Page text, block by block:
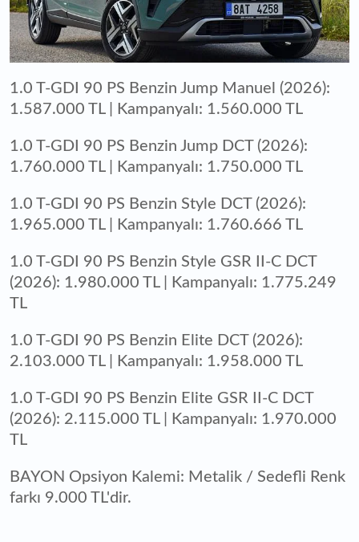
1.0 T-GDI 90 PS Benzin Jump Manuel (2026):
1.587.000 TL | Kampanyalı: 1.560.000 TL
1.0 T-GDI 90 PS Benzin Jump DCT (2026):
1.760.000 TL | Kampanyalı: 1.750.000 TL
1.0 T-GDI 90 PS Benzin Style DCT (2026):
1.965.000 TL | Kampanyalı: 1.760.666 TL
1.0 T-GDI 90 PS Benzin Style GSR II-C DCT
(2026): 1.980.000 TL | Kampanyalı: 1.775.249
TL
1.0 T-GDI 90 PS Benzin Elite DCT (2026):
2.103.000 TL | Kampanyalı: 1.958.000 TL
1.0 T-GDI 90 PS Benzin Elite GSR II-C DCT
(2026): 2.115.000 TL | Kampanyalı: 1.970.000
TL
BAYON Opsiyon Kalemi: Metalik / Sedefli Renk
farkı 9.000 TL'dir.